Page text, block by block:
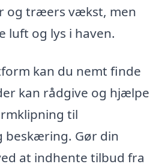
og træers vækst, men
luft og lys i haven.
kan du nemt finde
kan rådgive og hjælpe
til
beskæring. Gør din
at indhente tilbud fra